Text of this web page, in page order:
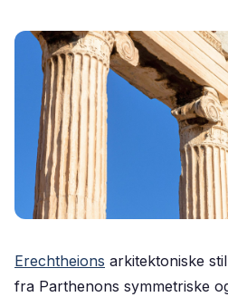
Erechtheions arkitektoniske
fra Parthenons symmetriske